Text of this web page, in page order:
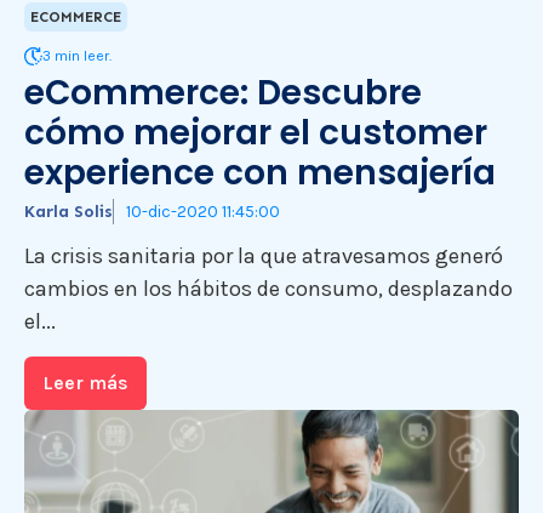
ECOMMERCE
3 min leer.
eCommerce: Descubre
cómo mejorar el customer
experience con mensajería
Karla Solis 10-dic-2020 11:45:00
La crisis sanitaria por la que atravesamos generó
cambios en los hábitos de consumo, desplazando
el...
Leer más